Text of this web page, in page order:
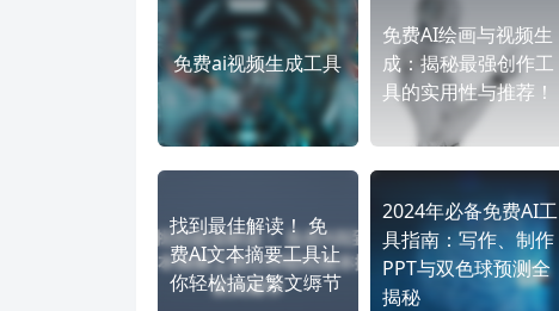
免费ai视频生成工具
免费AI绘画与视频生
成：揭秘最强创作工
具的实用性与推荐！
找到最佳解读！ 免
费AI文本摘要工具让
你轻松搞定繁文缛节
2024年必备免费AI工
具指南：写作、制作
PPT与双色球预测全
揭秘